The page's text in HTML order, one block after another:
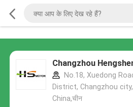
Changzhou
No.18, Xuedong
District, Changzhou
China,चीन